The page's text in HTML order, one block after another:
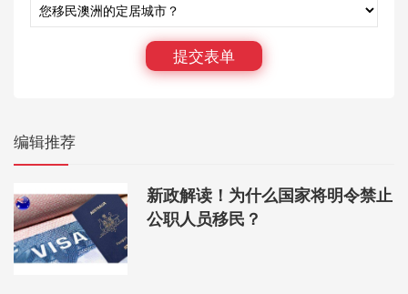
提交表单
编辑推荐
新政解读！为什么国家将明令禁止
公职人员移民？